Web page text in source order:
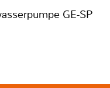
GE-SP